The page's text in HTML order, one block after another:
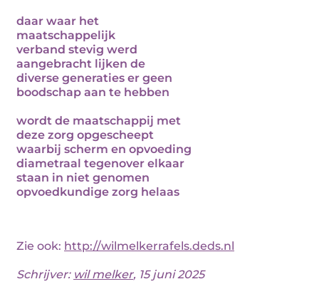
daar waar het
maatschappelijk
verband stevig werd
aangebracht lijken de
diverse generaties er geen
boodschap aan te hebben
wordt de maatschappij met
deze zorg opgescheept
waarbij scherm en opvoeding
diametraal tegenover elkaar
staan in niet genomen
opvoedkundige zorg helaas
Zie ook: http://wilmelkerrafels.deds.nl
Schrijver: wil melker, 15 juni 2025